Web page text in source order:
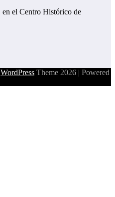
en el Centro Histórico de
WordPress Theme 2026 | Powered